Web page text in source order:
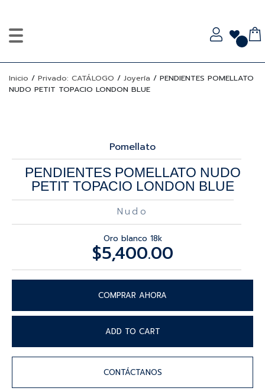
Inicio / Privado: CATÁLOGO / Joyería / PENDIENTES POMELLATO
NUDO PETIT TOPACIO LONDON BLUE
Pomellato
PENDIENTES POMELLATO NUDO
PETIT TOPACIO LONDON BLUE
Nudo
Oro blanco 18k
$5,400.00
COMPRAR AHORA
ADD TO CART
CONTÁCTANOS